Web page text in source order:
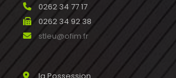
0262 34 77 17
0262 34 92 38
stleu@ofim.fr
la Possession